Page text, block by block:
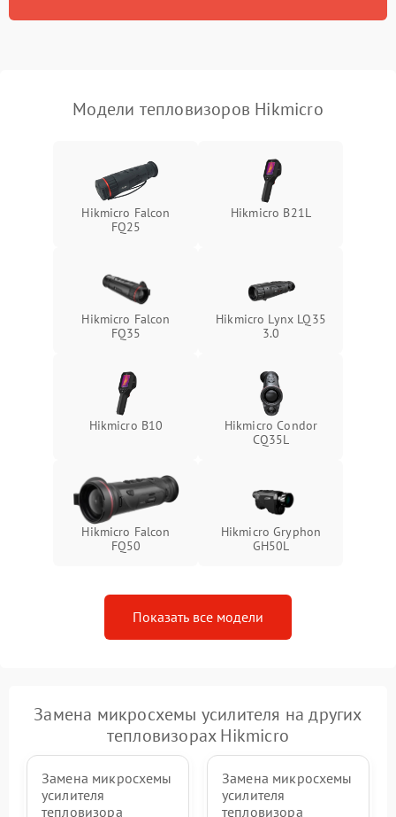
Модели тепловизоров Hikmicro
Hikmicro Falcon
FQ25
Hikmicro B21L
Hikmicro Falcon
FQ35
Hikmicro Lynx LQ35
3.0
Hikmicro B10
Hikmicro Condor
CQ35L
Hikmicro Falcon
FQ50
Hikmicro Gryphon
GH50L
Показать все модели
Замена микросхемы усилителя на других
тепловизорах Hikmicro
Замена микросхемы
усилителя
тепловизора
Замена микросхемы
усилителя
тепловизора